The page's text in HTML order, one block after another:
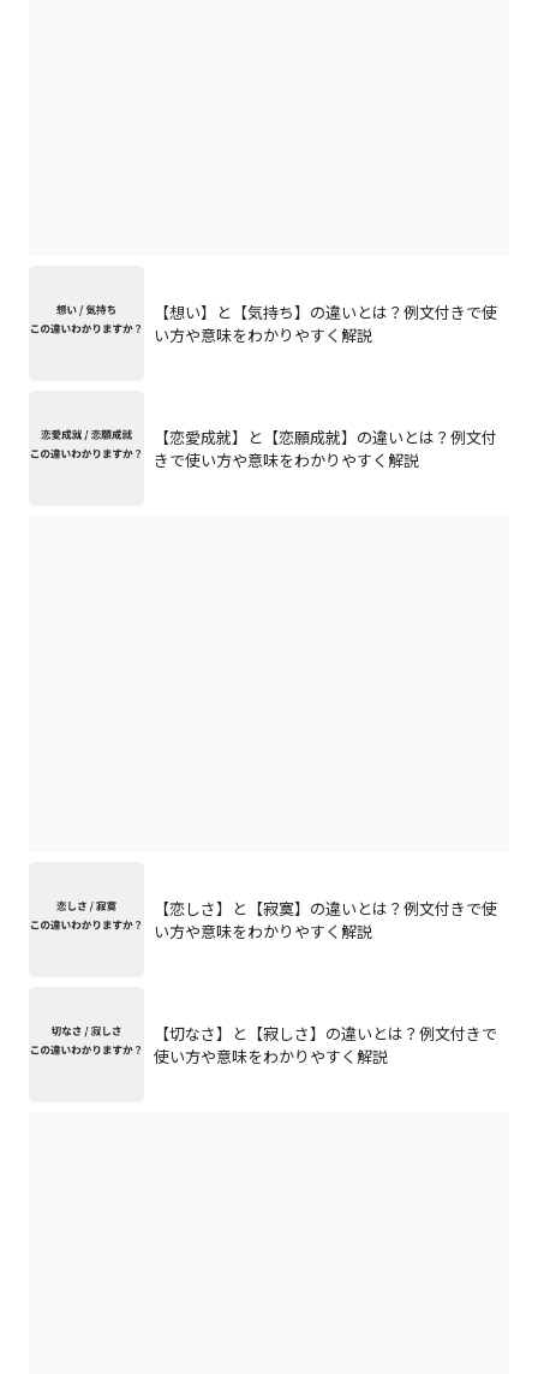
【想い】と【気持ち】の違いとは？例文付きで使
い方や意味をわかりやすく解説
【恋愛成就】と【恋願成就】の違いとは？例文付
きで使い方や意味をわかりやすく解説
【恋しさ】と【寂寞】の違いとは？例文付きで使
い方や意味をわかりやすく解説
【切なさ】と【寂しさ】の違いとは？例文付きで
使い方や意味をわかりやすく解説